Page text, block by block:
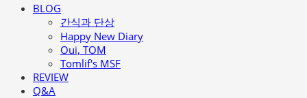
BLOG
간식과 단상
Happy New Diary
Oui, TOM
Tomlif's MSF
REVIEW
Q&A